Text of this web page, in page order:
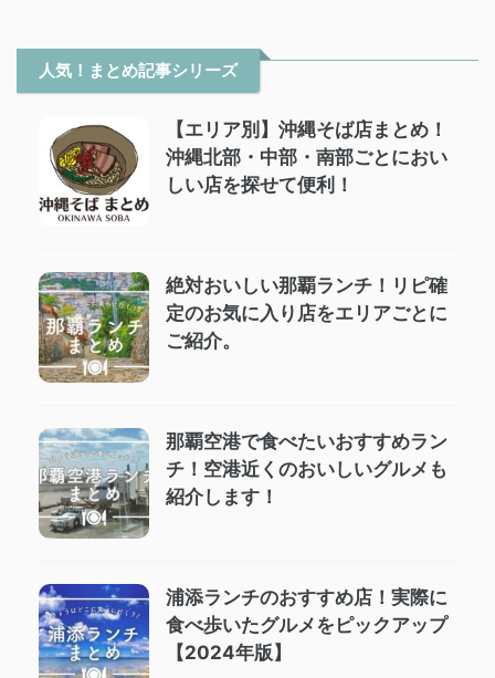
人気！まとめ記事シリーズ
【エリア別】沖縄そば店まとめ！
沖縄北部・中部・南部ごとにおい
しい店を探せて便利！
絶対おいしい那覇ランチ！リピ確
定のお気に入り店をエリアごとに
ご紹介。
那覇空港で食べたいおすすめラン
チ！空港近くのおいしいグルメも
紹介します！
浦添ランチのおすすめ店！実際に
食べ歩いたグルメをピックアップ
【2024年版】